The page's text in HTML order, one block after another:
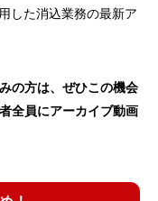
した消込業務の最新ア
の方は、ぜひこの機会
全員にアーカイブ動画